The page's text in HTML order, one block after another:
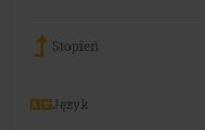
Stopień
Język